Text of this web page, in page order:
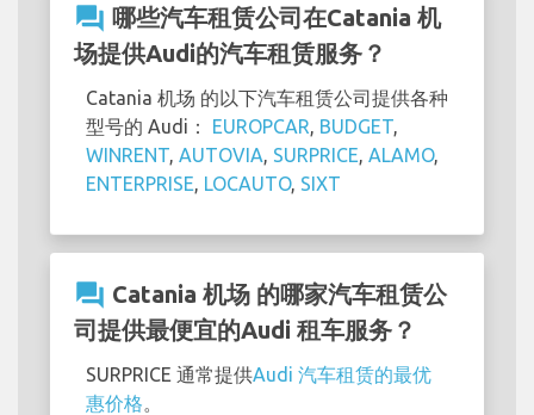
question_answer 哪些汽车租赁公司在Catania 机
场提供Audi的汽车租赁服务？
Catania 机场 的以下汽车租赁公司提供各种
型号的 Audi： EUROPCAR BUDGET
WINRENT AUTOVIA SURPRICE ALAMO,
ENTERPRISE LOCAUTO, SIXT
question_answer Catania 机场 的哪家汽车租赁公
司提供最便宜的Audi 租车服务？
SURPRICE 通常提供Audi 汽车租赁的最优
惠价格